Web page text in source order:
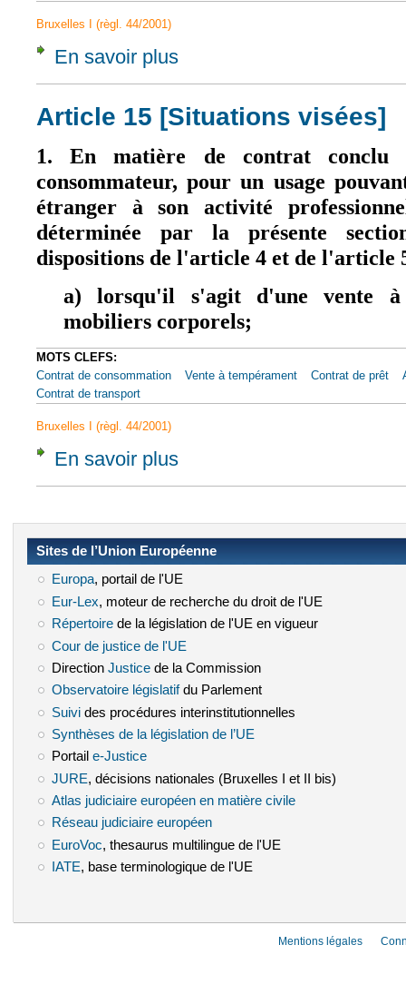
Bruxelles I (règl. 44/2001)
En savoir plus
Article 15 [Situations visées]
1. En matière de contrat conclu
consommateur, pour un usage
étranger à son activité
déterminée par la présente
dispositions de l'article 4 et de l'article
a) lorsqu'il s'agit d'une vente à
mobiliers corporels;
MOTS CLEFS:
Contrat de consommation
Vente à tempérament Contrat de prêt
Contrat de transport
Bruxelles I (règl. 44/2001)
En savoir plus
Sites de l’Union Européenne
Europa(le lien est externe)
, portail de l'UE
Eur-Lex (le lien est externe)
, moteur de recherche du droit de l'UE
Répertoire(le lien est externe)
de la législation de l'UE en vigueur
Cour de justice de l'UE
Direction Justice(le lien est externe)
de la Commission
Observatoire législatif(le lien est externe)
du Parlement
Suivi(le lien est externe)
des procédures interinstitutionnelles
Synthèses de la législation de l’UE
Portail e-Justice(le lien est externe)
JURE (le lien est externe)
, décisions nationales (Bruxelles I et II bis)
Atlas judiciaire européen en matière civile(le lien est externe)
Réseau judiciaire européen(le lien est externe)
EuroVoc (le lien est externe)
, thesaurus multilingue de l'UE
IATE(le lien est externe)
, base terminologique de l'UE
Mentions légales